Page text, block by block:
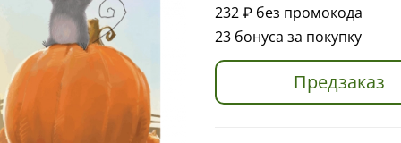
232 ₽ без промокода
23 бонуса за покупку
Предзаказ